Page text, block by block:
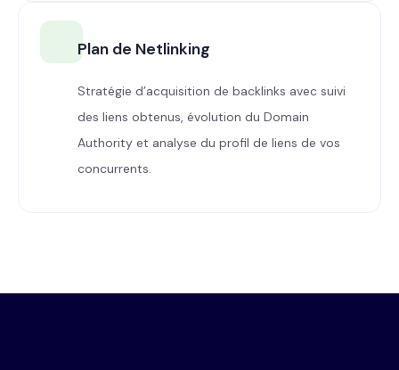
Plan de Netlinking
Stratégie d’acquisition de backlinks avec suivi
des liens obtenus, évolution du Domain
Authority et analyse du profil de liens de vos
concurrents.